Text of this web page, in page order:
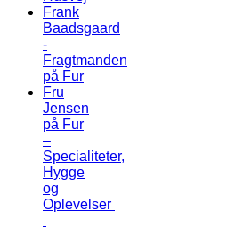
Frank
Baadsgaard
-
Fragtmanden
på Fur
Fru
Jensen
på Fur
–
Specialiteter,
Hygge
og
Oplevelser